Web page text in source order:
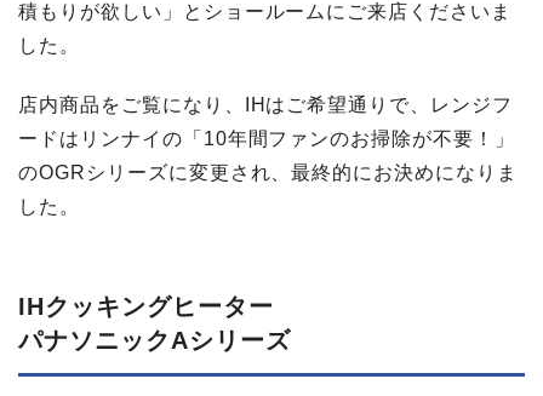
積もりが欲しい」とショールームにご来店くださいま
した。
店内商品をご覧になり、IHはご希望通りで、レンジフ
ードはリンナイの「10年間ファンのお掃除が不要！」
のOGRシリーズに変更され、最終的にお決めになりま
した。
IHクッキングヒーター
パナソニックAシリーズ